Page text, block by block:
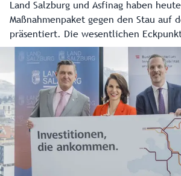
Land Salzburg und Asfinag haben
Maßnahmenpaket gegen den Stau auf
präsentiert. Die wesentlichen
Künstliche Intelligenz für besseren
"Intelligente" Sensoren, Flexible Tempolimits und
bei Autobahnauffahrten. Ziel ist es
und vor allem die Anrainergemeinden